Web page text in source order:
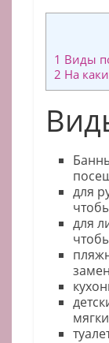
1 Виды
2 На
для
для